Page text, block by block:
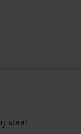
staal